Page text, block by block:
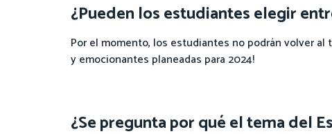
¿Pueden los estudiantes elegir
Por el momento, los estudiantes no podrán volver al
y emocionantes planeadas para 2024!
¿Se pregunta por qué el tema del